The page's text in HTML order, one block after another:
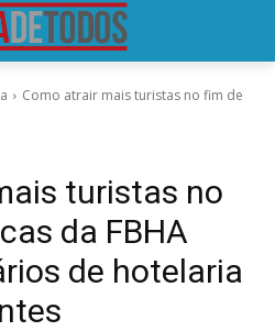
Como atrair mais turistas no fim de
turistas no
da FBHA
de hotelaria